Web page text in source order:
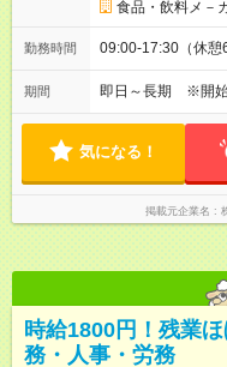
食品・飲料メ－
勤務時間 09:00-17:30（休
期間 即日～長期 ※開始
気になる！
掲載元企業名
時給1800円！残業
務・人事・労務